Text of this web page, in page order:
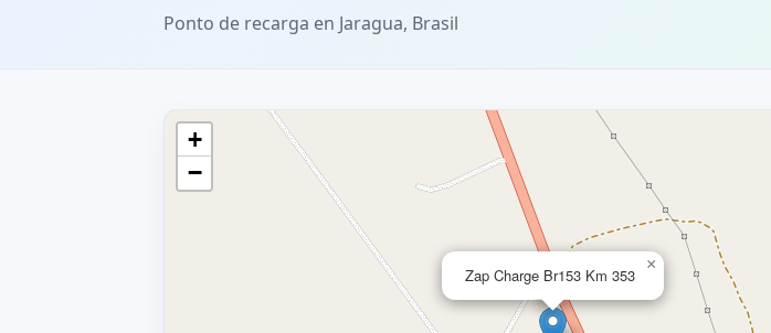
Ponto de recarga en Jaragua, Brasil
Zap Charge Br153 Km 353
×
+
−